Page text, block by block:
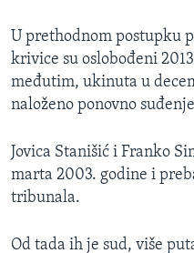
U prethodnom postupku
krivice su oslobođeni
međutim, ukinuta u
naloženo ponovno
Jovica Stanišić i Franko
marta 2003. godine i
tribunala.
Od tada ih je sud, više